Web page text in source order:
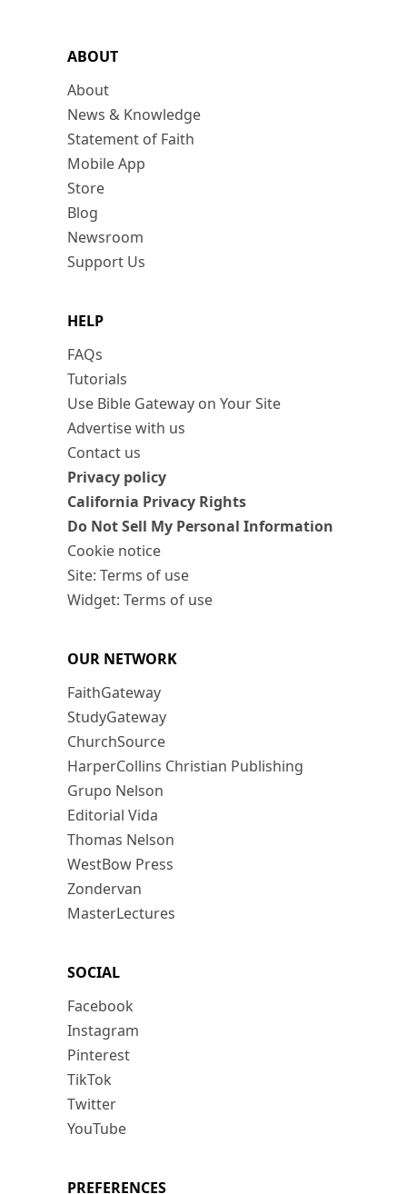
ABOUT
About
News & Knowledge
Statement of Faith
Mobile App
Store
Blog
Newsroom
Support Us
HELP
FAQs
Tutorials
Use Bible Gateway on Your Site
Advertise with us
Contact us
Privacy policy
California Privacy Rights
Do Not Sell My Personal Information
Cookie notice
Site: Terms of use
Widget: Terms of use
OUR NETWORK
FaithGateway
StudyGateway
ChurchSource
HarperCollins Christian Publishing
Grupo Nelson
Editorial Vida
Thomas Nelson
WestBow Press
Zondervan
MasterLectures
SOCIAL
Facebook
Instagram
Pinterest
TikTok
Twitter
YouTube
PREFERENCES